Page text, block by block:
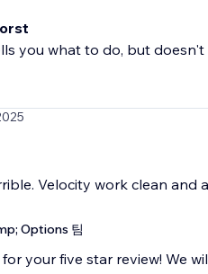
you what to do, but
Velocity work clean and
Options 팀
your five star review! We